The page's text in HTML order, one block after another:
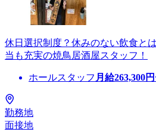
休日選択制度？休みのない飲食と
当も充実の焼鳥居酒屋スタッフ！
ホールスタッフ 月給263,300
勤務地
面接地